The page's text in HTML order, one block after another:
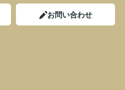
お問い合わせ